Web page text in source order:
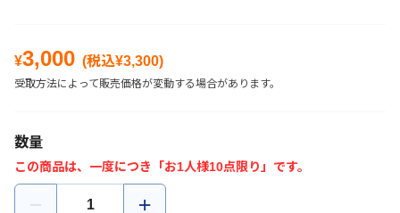
¥3,000 (税込¥3,300)
受取方法によって販売価格が変動する場合があります。
数量
この商品は、一度につき「お1人様10点限り」です。